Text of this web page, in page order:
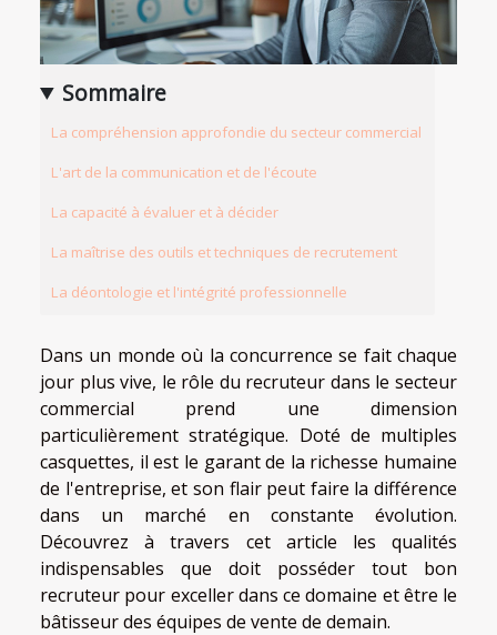
Sommaire
La compréhension approfondie du secteur commercial
L'art de la communication et de l'écoute
La capacité à évaluer et à décider
La maîtrise des outils et techniques de recrutement
La déontologie et l'intégrité professionnelle
Dans un monde où la concurrence se fait chaque
jour plus vive, le rôle du recruteur dans le secteur
commercial prend une dimension
particulièrement stratégique. Doté de multiples
casquettes, il est le garant de la richesse humaine
de l'entreprise, et son flair peut faire la différence
dans un marché en constante évolution.
Découvrez à travers cet article les qualités
indispensables que doit posséder tout bon
recruteur pour exceller dans ce domaine et être le
bâtisseur des équipes de vente de demain.